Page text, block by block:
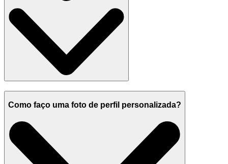
Como faço uma foto de perfil personalizada?